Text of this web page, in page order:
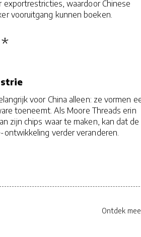
waardoor Chinese
vooruitgang kunnen boeken.
voor China alleen: ze vormen
toeneemt. Als Moore Threads erin
zijn chips waar te maken, kan dat de
verder veranderen.
Ontdek